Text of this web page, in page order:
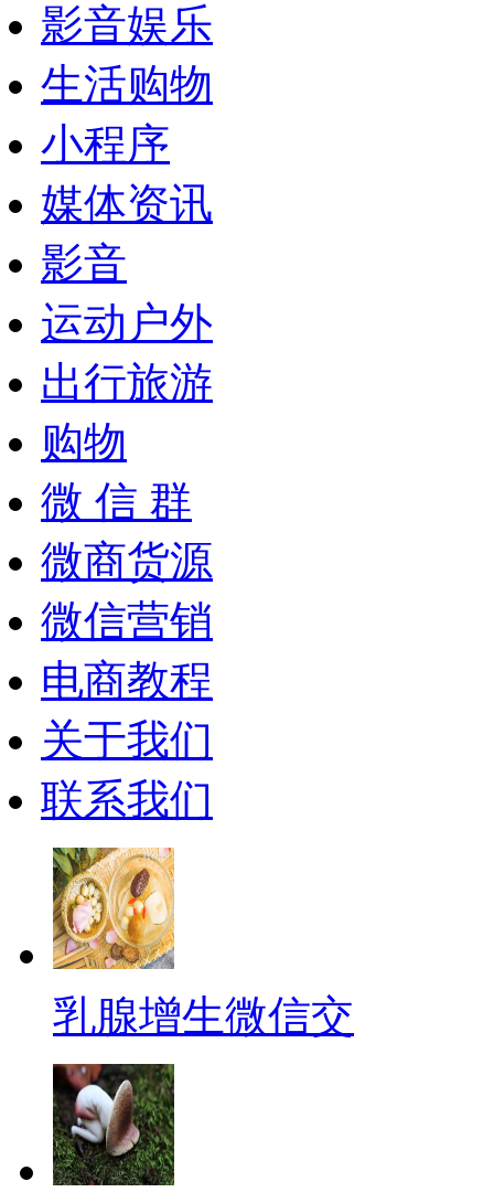
影音娱乐
生活购物
小程序
媒体资讯
影音
运动户外
出行旅游
购物
微 信 群
微商货源
微信营销
电商教程
关于我们
联系我们
乳腺增生微信交